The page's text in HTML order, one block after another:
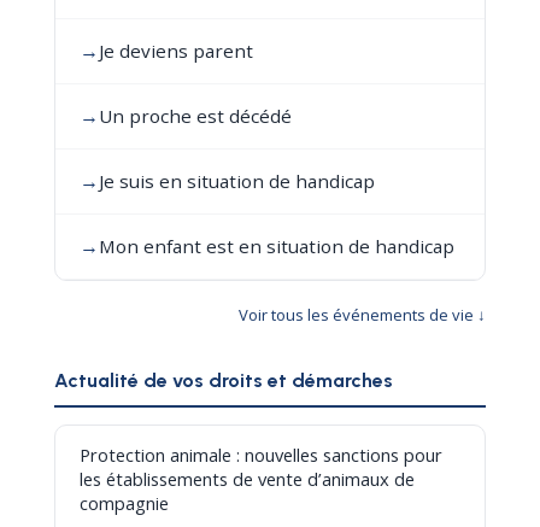
→ Je deviens parent
→ Un proche est décédé
→ Je suis en situation de handicap
→ Mon enfant est en situation de handicap
Voir tous les événements de vie ↓
Actualité de vos droits et démarches
Protection animale : nouvelles sanctions pour
les établissements de vente d’animaux de
compagnie